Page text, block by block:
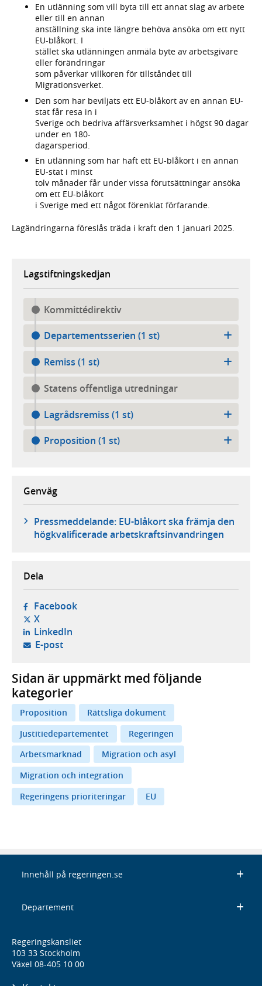
En utlänning som vill byta till ett annat slag av arbete
eller till en annan
anställning ska inte längre behöva ansöka om ett nytt
EU-blåkort. I
stället ska utlänningen anmäla byte av arbetsgivare
eller förändringar
som påverkar villkoren för tillståndet till
Migrationsverket.
Den som har beviljats ett EU-blåkort av en annan EU-
stat får resa in i
Sverige och bedriva affärsverksamhet i högst 90 dagar
under en 180-
dagarsperiod.
En utlänning som har haft ett EU-blåkort i en annan
EU-stat i minst
tolv månader får under vissa förutsättningar ansöka
om ett EU-blåkort
i Sverige med ett något förenklat förfarande.
Lagändringarna föreslås träda i kraft den 1 januari 2025.
Lagstiftningskedjan
Kommittédirektiv
Departementsserien (1 st)
Remiss (1 st)
Statens offentliga utredningar
Lagrådsremiss (1 st)
Proposition (1 st)
Genväg
Pressmeddelande: EU-blåkort ska främja den
högkvalificerade arbetskraftsinvandringen
Dela
Facebook- öppnas i ny flik, extern webbplats,
X- öppnas i ny flik, extern webbplats,
LinkedIn- öppnas i ny flik, extern webbplats,
E-post- öppnar din e-postklient,
Sidan är uppmärkt med följande
kategorier
Proposition
Rättsliga dokument
Justitiedepartementet
Regeringen
Arbetsmarknad
Migration och asyl
Migration och integration
Regeringens prioriteringar
EU
Innehåll på regeringen.se
Departement
Regeringskansliet
103 33 Stockholm
Växel 08-405 10 00